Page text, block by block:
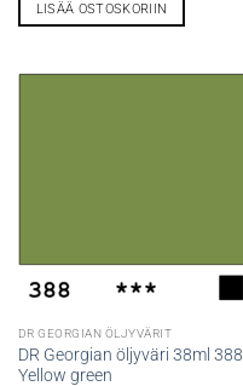
LISÄÄ OSTOSKORIIN
DR GEORGIAN ÖLJYVÄRIT
DR Georgian öljyväri 38ml 388
Yellow green